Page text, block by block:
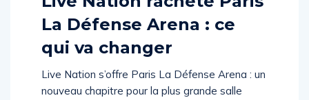
La Défense Arena : ce
qui va changer
Live Nation s’offre Paris La Défense Arena : un
nouveau chapitre pour la plus grande salle